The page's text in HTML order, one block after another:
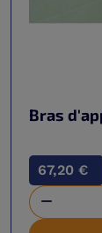
Bras
67,20 €
